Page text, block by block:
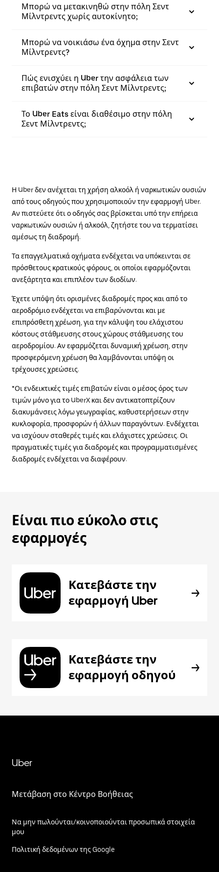
Μπορώ να μετακινηθώ στην πόλη Σεντ
Μίλντρεντς χωρίς αυτοκίνητο;
Μπορώ να νοικιάσω ένα όχημα στην Σεντ
Μίλντρεντς?
Πώς ενισχύει η Uber την ασφάλεια των
επιβατών στην πόλη Σεντ Μίλντρεντς;
Το Uber Eats είναι διαθέσιμο στην πόλη
Σεντ Μίλντρεντς;
Η Uber δεν ανέχεται τη χρήση αλκοόλ ή ναρκωτικών ουσιών
από τους οδηγούς που χρησιμοποιούν την εφαρμογή Uber.
Αν πιστεύετε ότι ο οδηγός σας βρίσκεται υπό την επήρεια
ναρκωτικών ουσιών ή αλκοόλ, ζητήστε του να τερματίσει
αμέσως τη διαδρομή.
Τα επαγγελματικά οχήματα ενδέχεται να υπόκεινται σε
πρόσθετους κρατικούς φόρους, οι οποίοι εφαρμόζονται
ανεξάρτητα και επιπλέον των διοδίων.
Έχετε υπόψη ότι ορισμένες διαδρομές προς και από το
αεροδρόμιο ενδέχεται να επιβαρύνονται και με
επιπρόσθετη χρέωση, για την κάλυψη του ελάχιστου
κόστους στάθμευσης στους χώρους στάθμευσης του
αεροδρομίου. Αν εφαρμόζεται δυναμική χρέωση, στην
προσφερόμενη χρέωση θα λαμβάνονται υπόψη οι
τρέχουσες χρεώσεις.
*Οι ενδεικτικές τιμές επιβατών είναι ο μέσος όρος των
τιμών μόνο για το UberX και δεν αντικατοπτρίζουν
διακυμάνσεις λόγω γεωγραφίας, καθυστερήσεων στην
κυκλοφορία, προσφορών ή άλλων παραγόντων. Ενδέχεται
να ισχύουν σταθερές τιμές και ελάχιστες χρεώσεις. Οι
πραγματικές τιμές για διαδρομές και προγραμματισμένες
διαδρομές ενδέχεται να διαφέρουν.
Είναι πιο εύκολο στις
εφαρμογές
Κατεβάστε την
εφαρμογή Uber
Κατεβάστε την
εφαρμογή οδηγού
Uber
Μετάβαση στο Κέντρο Βοήθειας
Να μην πωλούνται/κοινοποιούνται προσωπικά στοιχεία
μου
Πολιτική δεδομένων της Google